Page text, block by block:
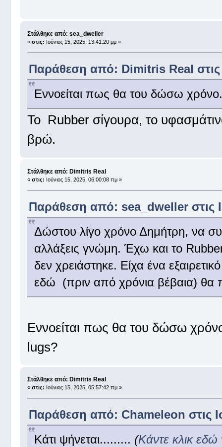
Στάλθηκε από: sea_dweller
« στις: Ιούνιος 15, 2025, 13:41:20 μμ »
Παράθεση από: Dimitris Real στις
Εννοείται πως θα του δώσω
Το Rubber σίγουρα, το
βρώ.
Στάλθηκε από: Dimitris Real
« στις: Ιούνιος 15, 2025, 06:00:08 πμ »
Παράθεση από: sea_dweller στις
Δώστου λίγο χρόνο Δημήτρη, να
αλλάξεις γνώμη. Έχω και το
δεν χρειάστηκε. Είχα ένα
εδώ (πριν από χρόνια βέβαια)
Εννοείται πως θα του δώσω
lugs?
Στάλθηκε από: Dimitris Real
« στις: Ιούνιος 15, 2025, 05:57:42 πμ »
Παράθεση από: Chameleon στις
Κάτι ψήνεται......... (Κάντε κλικ εδώ